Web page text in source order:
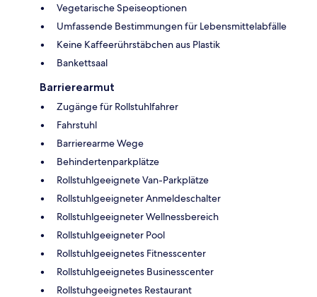
Vegetarische Speiseoptionen
Umfassende Bestimmungen für Lebensmittelabfälle
Keine Kaffeerührstäbchen aus Plastik
Bankettsaal
Barrierearmut
Zugänge für Rollstuhlfahrer
Fahrstuhl
Barrierearme Wege
Behindertenparkplätze
Rollstuhlgeeignete Van-Parkplätze
Rollstuhlgeeigneter Anmeldeschalter
Rollstuhlgeeigneter Wellnessbereich
Rollstuhlgeeigneter Pool
Rollstuhlgeeignetes Fitnesscenter
Rollstuhlgeeignetes Businesscenter
Rollstuhgeeignetes Restaurant